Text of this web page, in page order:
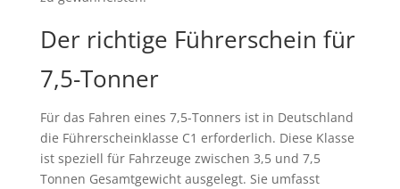
Der richtige Führerschein für
7,5-Tonner
Für das Fahren eines 7,5-Tonners ist in Deutschland
die Führerscheinklasse C1 erforderlich. Diese Klasse
ist speziell für Fahrzeuge zwischen 3,5 und 7,5
Tonnen Gesamtgewicht ausgelegt. Sie umfasst